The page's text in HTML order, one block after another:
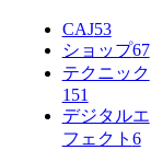
CAJ53
ショップ67
テクニック
151
デジタルエ
フェクト 6